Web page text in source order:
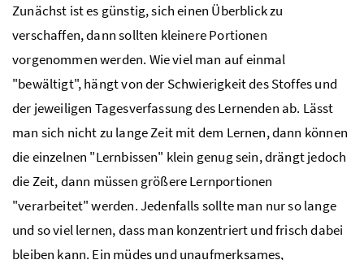
Zunächst ist es günstig, sich einen Überblick zu
verschaffen, dann sollten kleinere Portionen
vorgenommen werden. Wie viel man auf einmal
"bewältigt", hängt von der Schwierigkeit des Stoffes und
der jeweiligen Tagesverfassung des Lernenden ab. Lässt
man sich nicht zu lange Zeit mit dem Lernen, dann können
die einzelnen "Lernbissen" klein genug sein, drängt jedoch
die Zeit, dann müssen größere Lernportionen
"verarbeitet" werden. Jedenfalls sollte man nur so lange
und so viel lernen, dass man konzentriert und frisch dabei
bleiben kann. Ein müdes und unaufmerksames,